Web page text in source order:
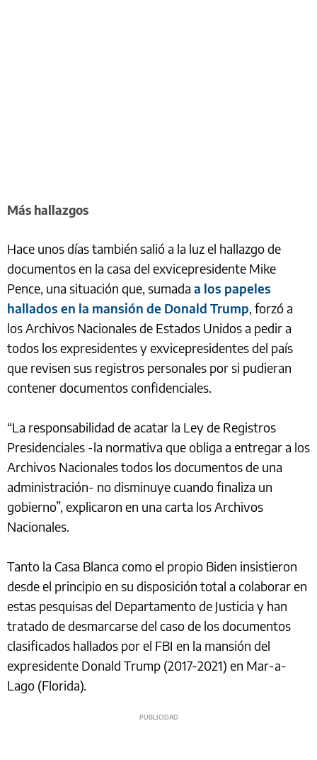
Más hallazgos
Hace unos días también salió a la luz el hallazgo de
documentos en la casa del exvicepresidente Mike
Pence, una situación que, sumada a los papeles
hallados en la mansión de Donald Trump, forzó a
los Archivos Nacionales de Estados Unidos a pedir a
todos los expresidentes y exvicepresidentes del país
que revisen sus registros personales por si pudieran
contener documentos confidenciales.
“La responsabilidad de acatar la Ley de Registros
Presidenciales -la normativa que obliga a entregar a los
Archivos Nacionales todos los documentos de una
administración- no disminuye cuando finaliza un
gobierno”, explicaron en una carta los Archivos
Nacionales.
Tanto la Casa Blanca como el propio Biden insistieron
desde el principio en su disposición total a colaborar en
estas pesquisas del Departamento de Justicia y han
tratado de desmarcarse del caso de los documentos
clasificados hallados por el FBI en la mansión del
expresidente Donald Trump (2017-2021) en Mar-a-
Lago (Florida).